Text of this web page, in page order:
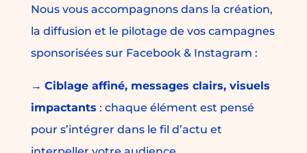
Nous vous accompagnons dans la création,
la diffusion et le pilotage de vos campagnes
sponsorisées sur Facebook & Instagram :
→ Ciblage affiné, messages clairs, visuels
impactants : chaque élément est pensé
pour s’intégrer dans le fil d’actu et